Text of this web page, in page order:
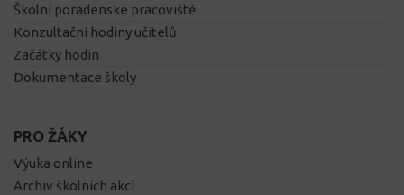
Školní poradenské pracoviště
Konzultační hodiny učitelů
Začátky hodin
Dokumentace školy
PRO ŽÁKY
Výuka online
Archiv školních akcí